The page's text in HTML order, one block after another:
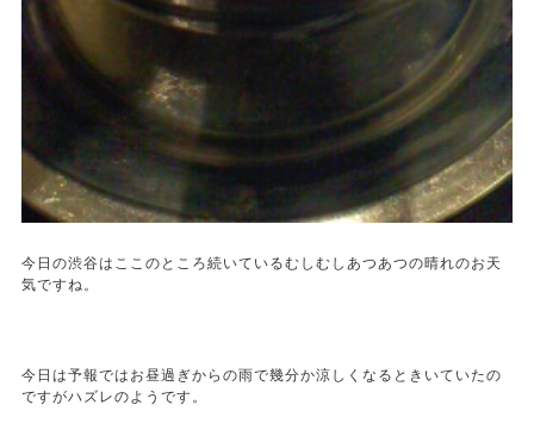
今日の渋谷はここのところ続いているむしむしあつあつの晴れのお天
気ですね。
今日は予報ではお昼過ぎからの雨で幾分か涼しくなるときいていたの
ですがハズレのようです。